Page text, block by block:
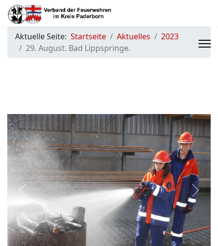
Aktuelle Seite: Startseite Aktuelles
2023
29. August. Bad Lippspringe.
Previous Next